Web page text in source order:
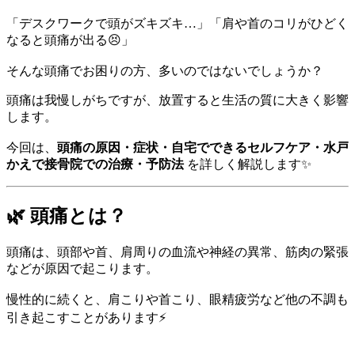
「デスクワークで頭がズキズキ…」「肩や首のコリがひどく
なると頭痛が出る😣」
そんな頭痛でお困りの方、多いのではないでしょうか？
頭痛は我慢しがちですが、放置すると生活の質に大きく影響
します。
今回は、 頭痛の原因・症状・自宅でできるセルフケア・水戸
かえで接骨院での治療・予防法を詳しく解説します✨
🌿 頭痛とは？
頭痛は、頭部や首、肩周りの血流や神経の異常、筋肉の緊張
などが原因で起こります。
慢性的に続くと、肩こりや首こり、眼精疲労など他の不調も
引き起こすことがあります⚡